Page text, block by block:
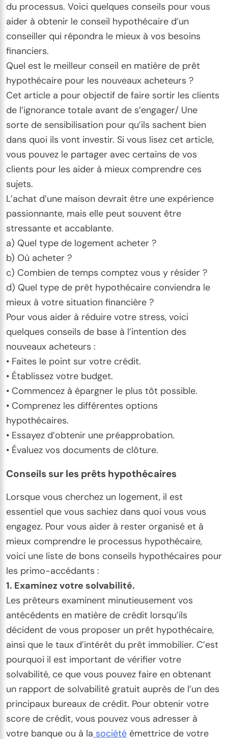
du processus. Voici quelques conseils pour vous
aider à obtenir le conseil hypothécaire d’un
conseiller qui répondra le mieux à vos besoins
financiers.
Quel est le meilleur conseil en matière de prêt
hypothécaire pour les nouveaux acheteurs ?
Cet article a pour objectif de faire sortir les clients
de l’ignorance totale avant de s’engager/ Une
sorte de sensibilisation pour qu’ils sachent bien
dans quoi ils vont investir. Si vous lisez cet article,
vous pouvez le partager avec certains de vos
clients pour les aider à mieux comprendre ces
sujets.
L’achat d’une maison devrait être une expérience
passionnante, mais elle peut souvent être
stressante et accablante.
a) Quel type de logement acheter ?
b) Où acheter ?
c) Combien de temps comptez vous y résider ?
d) Quel type de prêt hypothécaire conviendra le
mieux à votre situation financière ?
Pour vous aider à réduire votre stress, voici
quelques conseils de base à l’intention des
nouveaux acheteurs :
• Faites le point sur votre crédit.
• Établissez votre budget.
• Commencez à épargner le plus tôt possible.
• Comprenez les différentes options
hypothécaires.
• Essayez d’obtenir une préapprobation.
• Évaluez vos documents de clôture.
Conseils sur les prêts hypothécaires
Lorsque vous cherchez un logement, il est
essentiel que vous sachiez dans quoi vous vous
engagez. Pour vous aider à rester organisé et à
mieux comprendre le processus hypothécaire,
voici une liste de bons conseils hypothécaires pour
les primo-accédants :
1. Examinez votre solvabilité.
Les prêteurs examinent minutieusement vos
antécédents en matière de crédit lorsqu’ils
décident de vous proposer un prêt hypothécaire,
ainsi que le taux d’intérêt du prêt immobilier. C’est
pourquoi il est important de vérifier votre
solvabilité, ce que vous pouvez faire en obtenant
un rapport de solvabilité gratuit auprès de l’un des
principaux bureaux de crédit. Pour obtenir votre
score de crédit, vous pouvez vous adresser à
votre banque ou à la société émettrice de votre